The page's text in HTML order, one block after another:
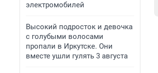
электромобилей
Высокий подросток и девочка
с голубыми волосами
пропали в Иркутске. Они
вместе ушли гулять 3 августа